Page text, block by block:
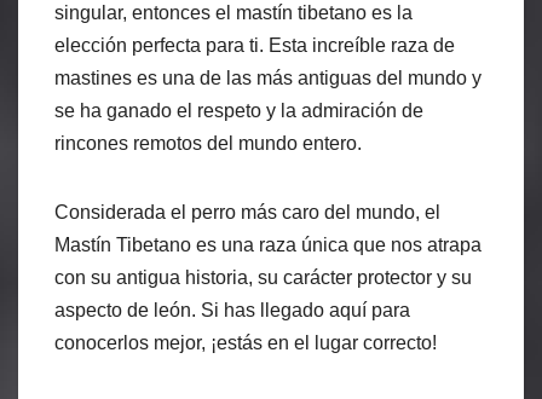
singular, entonces el mastín tibetano es la
elección perfecta para ti. Esta increíble raza de
mastines es una de las más antiguas del mundo y
se ha ganado el respeto y la admiración de
rincones remotos del mundo entero.
Considerada el perro más caro del mundo, el
Mastín Tibetano es una raza única que nos atrapa
con su antigua historia, su carácter protector y su
aspecto de león. Si has llegado aquí para
conocerlos mejor, ¡estás en el lugar correcto!